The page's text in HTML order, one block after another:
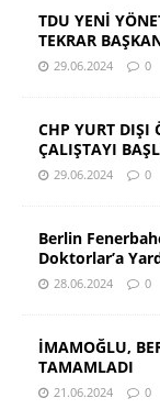
TDU YENİ
TEKRAR
29.06.2024 0
CHP YURT DIŞI
ÇALIŞTAYI
29.06.2024 0
Berlin
Doktorlar’a
28.06.2024 0
İMAMOĞLU,
TAMAMLADI
21.06.2024 0